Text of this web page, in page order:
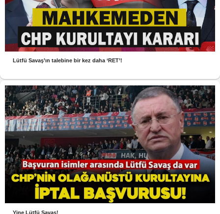
Lütfü Savaş’ın talebine bir kez daha ‘RET’!
Yine Lütfü Savaş!